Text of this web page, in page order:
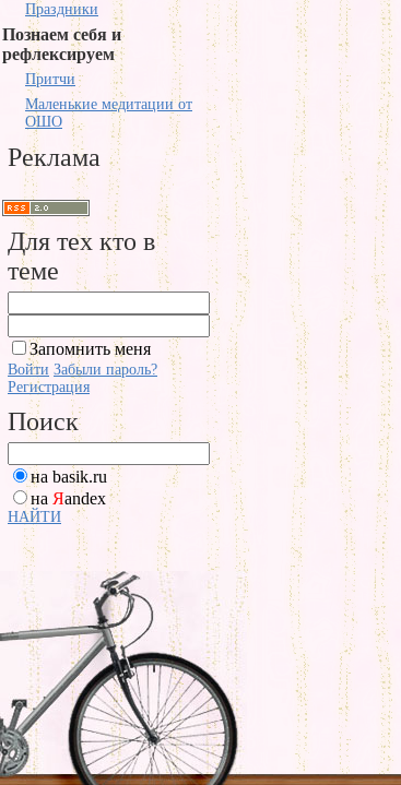
Праздники
Познаем себя и
рефлексируем
Притчи
Маленькие медитации от
ОШО
Реклама
Для тех кто в
теме
Запомнить меня
Войти Забыли пароль?
Регистрация
Поиск
на basik.ru
на Яandex
НАЙТИ